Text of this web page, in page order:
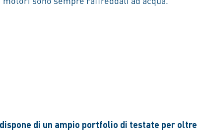
di un ampio portfolio di testate per